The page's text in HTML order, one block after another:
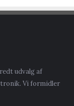
udvalg af
Vi formidler